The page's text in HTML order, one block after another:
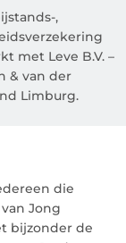
,
met Leve B.V. –
& van der
Limburg.
die
Jong
bijzonder de